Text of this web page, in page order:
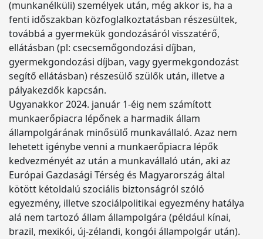
(munkanélküli) személyek után, még akkor is, ha a
fenti időszakban közfoglalkoztatásban részesültek,
továbbá a gyermekük gondozásáról visszatérő,
ellátásban (pl: csecsemőgondozási díjban,
gyermekgondozási díjban, vagy gyermekgondozást
segítő ellátásban) részesülő szülők után, illetve a
pályakezdők kapcsán.
Ugyanakkor 2024. január 1-éig nem számított
munkaerőpiacra lépőnek a harmadik állam
állampolgárának minősülő munkavállaló. Azaz nem
lehetett igénybe venni a munkaerőpiacra lépők
kedvezményét az után a munkavállaló után, aki az
Európai Gazdasági Térség és Magyarország által
kötött kétoldalú szociális biztonságról szóló
egyezmény, illetve szociálpolitikai egyezmény hatálya
alá nem tartozó állam állampolgára (például kínai,
brazil, mexikói, új-zélandi, kongói állampolgár után).